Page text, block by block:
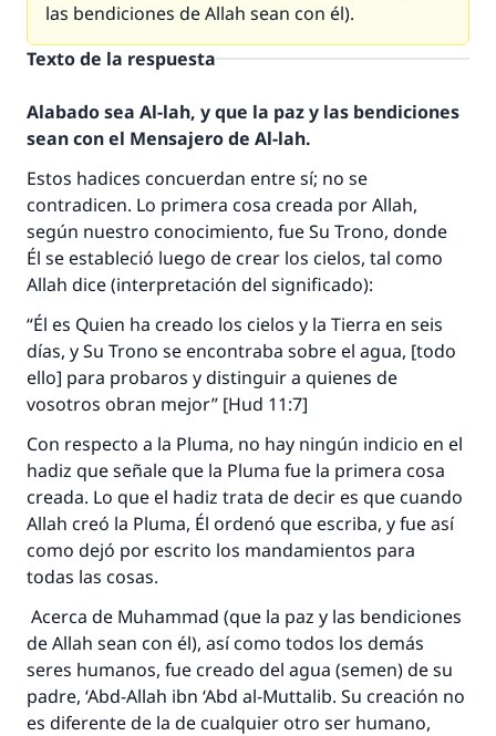
las bendiciones de Allah sean con él).
Texto de la respuesta
Alabado sea Al-lah, y que la paz y las bendiciones
sean con el Mensajero de Al-lah.
Estos hadices concuerdan entre sí; no se
contradicen. Lo primera cosa creada por Allah,
según nuestro conocimiento, fue Su Trono, donde
Él se estableció luego de crear los cielos, tal como
Allah dice (interpretación del significado):
“Él es Quien ha creado los cielos y la Tierra en seis
días, y Su Trono se encontraba sobre el agua, [todo
ello] para probaros y distinguir a quienes de
vosotros obran mejor” [Hud 11:7]
Con respecto a la Pluma, no hay ningún indicio en el
hadiz que señale que la Pluma fue la primera cosa
creada. Lo que el hadiz trata de decir es que cuando
Allah creó la Pluma, Él ordenó que escriba, y fue así
como dejó por escrito los mandamientos para
todas las cosas.
Acerca de Muhammad (que la paz y las bendiciones
de Allah sean con él), así como todos los demás
seres humanos, fue creado del agua (semen) de su
padre, ‘Abd-Allah ibn ‘Abd al-Muttalib. Su creación no
es diferente de la de cualquier otro ser humano,
La respuesta no. 110845 salvó un
matrimonio.
Desde la Q hasta la A, su contribución ayuda a
IslamQA.
"Una persona que orienta a otros a hacer el
bien obtendrá la misma recompensa que
aquellos que lo realicen."
(MUSLIM, 1893)